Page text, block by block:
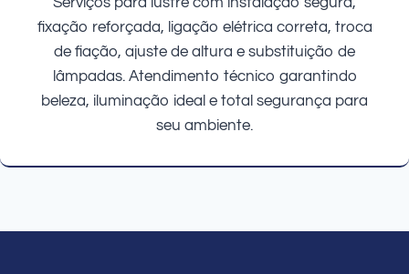
fixação reforçada, ligação elétrica correta, troca
de fiação, ajuste de altura e substituição de
lâmpadas. Atendimento técnico garantindo
beleza, iluminação ideal e total segurança para
seu ambiente.